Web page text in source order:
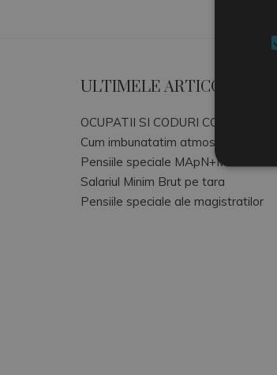
ULTIMELE ARTICOLE
OCUPATII SI CODURI COR
Cum imbunatatim atmosfera de lucru
Pensiile speciale MApN+MAI+SRI
Salariul Minim Brut pe tara
Pensiile speciale ale magistratilor